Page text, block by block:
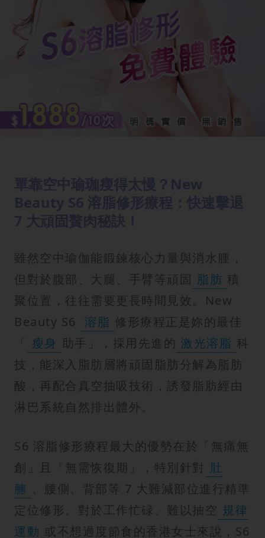
雖然空中瑜伽能鍛鍊核心力量與消水腫，
但對於腹部、大腿、手臂等頑固 脂肪 積
聚位置，往往需要更長時間見效。New
Beauty S6
溶脂 修形療程正是妳的最佳
瘦身 助手」，採用先進的 激光溶脂 科
技，能深入脂肪層將頑固脂肪分解為脂肪
酸，再配合真空抽吸技術，誘發脂肪經由
淋巴系統自然排出體外。
S6 溶脂修形療程最大的優勢在於「無痛無
創」且「無需恢復期」，特別針對 肚
腩 、腰側、背部等 7 大難減部位進行精準
定位修形。對於工作忙碌、難以抽空 規律
運動 或不想過度節食的香港女士來說，S6